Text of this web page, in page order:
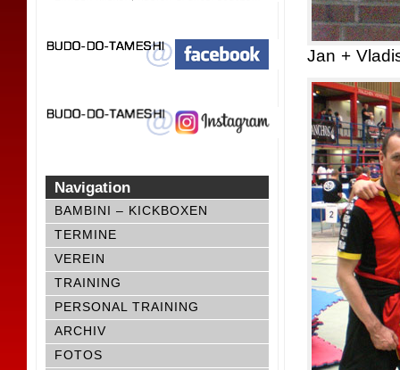
Navigation
BAMBINI – KICKBOXEN
TERMINE
VEREIN
TRAINING
PERSONAL TRAINING
ARCHIV
FOTOS
Jan +